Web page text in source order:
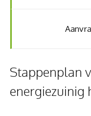
Stappenplan
energiezuinig